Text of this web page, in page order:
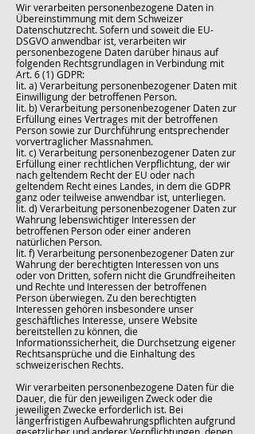
Wir verarbeiten personenbezogene Daten in
Übereinstimmung mit dem Schweizer
Datenschutzrecht. Sofern und soweit die EU-
DSGVO anwendbar ist, verarbeiten wir
personenbezogene Daten darüber hinaus auf
folgenden Rechtsgrundlagen in Verbindung mit
Art. 6 (1) GDPR:
lit. a) Verarbeitung personenbezogener Daten mit
Einwilligung der betroffenen Person.
lit. b) Verarbeitung personenbezogener Daten zur
Erfüllung eines Vertrages mit der betroffenen
Person sowie zur Durchführung entsprechender
vorvertraglicher Massnahmen.
lit. c) Verarbeitung personenbezogener Daten zur
Erfüllung einer rechtlichen Verpflichtung, der wir
nach geltendem Recht der EU oder nach
geltendem Recht eines Landes, in dem die GDPR
ganz oder teilweise anwendbar ist, unterliegen.
lit. d) Verarbeitung personenbezogener Daten zur
Wahrung lebenswichtiger Interessen der
betroffenen Person oder einer anderen
natürlichen Person.
lit. f) Verarbeitung personenbezogener Daten zur
Wahrung der berechtigten Interessen von uns
oder von Dritten, sofern nicht die Grundfreiheiten
und Rechte und Interessen der betroffenen
Person überwiegen. Zu den berechtigten
Interessen gehören insbesondere unser
geschäftliches Interesse, unsere Website
bereitstellen zu können, die
Informationssicherheit, die Durchsetzung eigener
Rechtsansprüche und die Einhaltung des
schweizerischen Rechts.
Wir verarbeiten personenbezogene Daten für die
Dauer, die für den jeweiligen Zweck oder die
jeweiligen Zwecke erforderlich ist. Bei
längerfristigen Aufbewahrungspflichten aufgrund